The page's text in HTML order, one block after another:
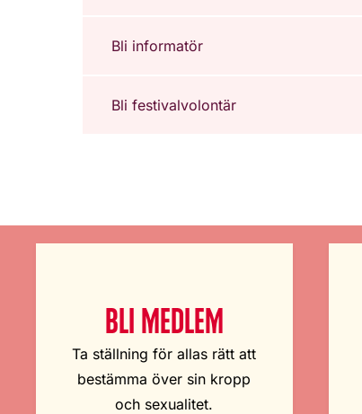
Bli informatör
Bli festivalvolontär
BLI MEDLEM
Ta ställning för allas rätt att
bestämma över sin kropp
och sexualitet.